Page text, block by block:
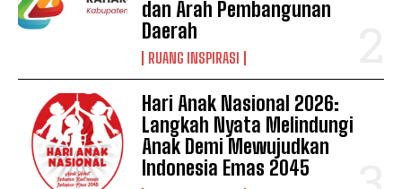
dan Arah Pembangunan
Daerah
RUANG INSPIRASI
Hari Anak Nasional 2026:
Langkah Nyata Melindungi
Anak Demi Mewujudkan
Indonesia Emas 2045